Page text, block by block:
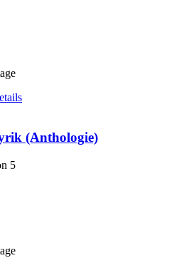
(Anthologie)
5